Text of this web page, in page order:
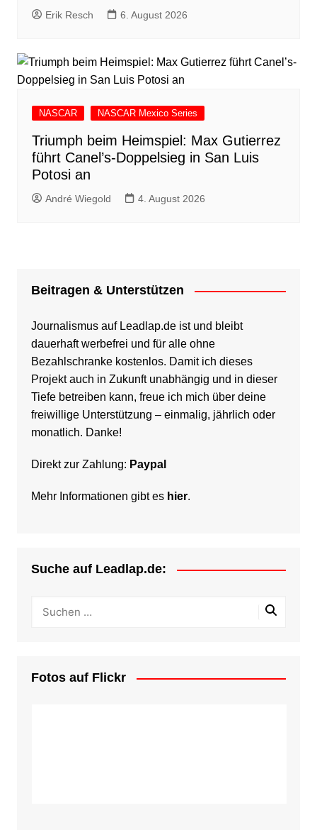
Erik Resch 6. August 2026
NASCAR NASCAR Mexico Series
Triumph beim Heimspiel: Max Gutierrez
führt Canel’s-Doppelsieg in San Luis
Potosi an
André Wiegold 4. August 2026
Beitragen & Unterstützen
Journalismus auf Leadlap.de ist und bleibt
dauerhaft werbefrei und für alle ohne
Bezahlschranke kostenlos. Damit ich dieses
Projekt auch in Zukunft unabhängig und in dieser
Tiefe betreiben kann, freue ich mich über deine
freiwillige Unterstützung – einmalig, jährlich oder
monatlich. Danke!
Direkt zur Zahlung: Paypal
Mehr Informationen gibt es hier.
Suche auf Leadlap.de:
Fotos auf Flickr